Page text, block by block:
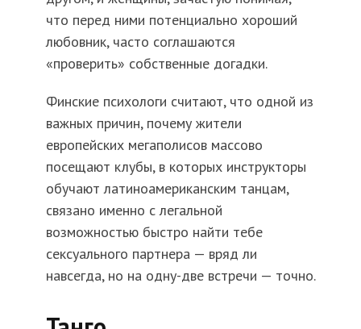
что перед ними потенциально хороший
любовник, часто соглашаются
«проверить» собственные догадки.
Финские психологи считают, что одной из
важных причин, почему жители
европейских мегаполисов массово
посещают клубы, в которых инструкторы
обучают латиноамериканским танцам,
связано именно с легальной
возможностью быстро найти тебе
сексуального партнера — вряд ли
навсегда, но на одну-две встречи — точно.